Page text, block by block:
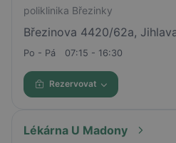
poliklinika Březinky
Březinova 4420/62a,
Po - Pá 07:15 - 16:30
Rezervovat
Lékárna U Madony